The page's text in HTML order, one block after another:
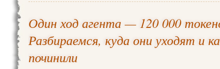
Один ход агента — 120 000
Разбираемся, куда они уходят и
починили